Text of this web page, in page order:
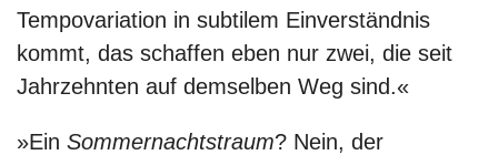
Tempovariation in subtilem Einverständnis
kommt, das schaffen eben nur zwei, die seit
Jahrzehnten auf demselben Weg sind.«
»Ein Sommernachtstraum? Nein, der